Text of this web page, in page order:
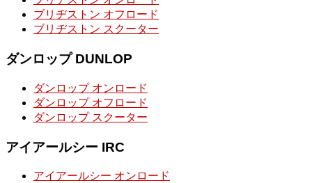
ブリヂストン オフロード
ブリヂストン スクーター
ダンロップ DUNLOP
ダンロップ オンロード
ダンロップ オフロード
ダンロップ スクーター
アイアールシー IRC
アイアールシー オンロード